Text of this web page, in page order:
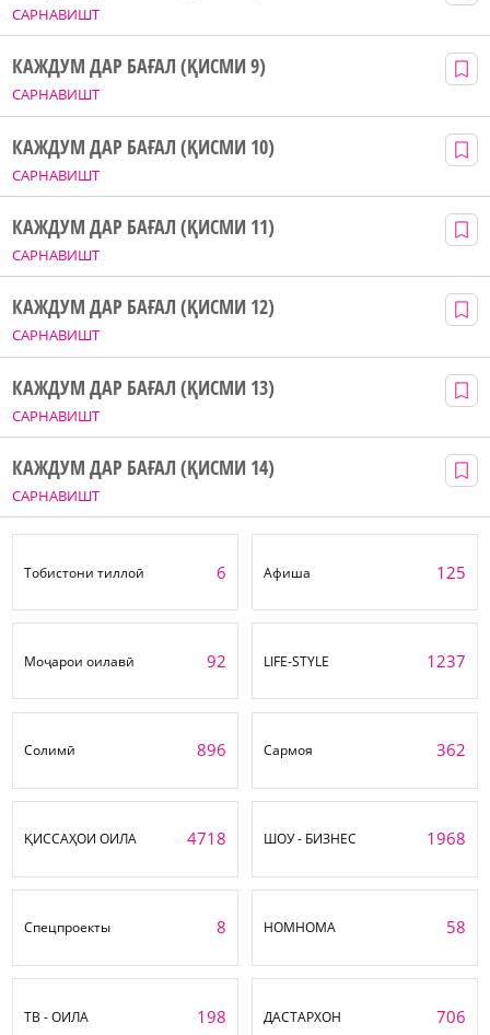
САРНАВИШТ
САРНАВИШТ
КАЖДУМ ДАР БАҒАЛ (ҚИСМИ 9)
САРНАВИШТ
КАЖДУМ ДАР БАҒАЛ (ҚИСМИ 10)
САРНАВИШТ
КАЖДУМ ДАР БАҒАЛ (ҚИСМИ 11)
САРНАВИШТ
КАЖДУМ ДАР БАҒАЛ (ҚИСМИ 12)
САРНАВИШТ
КАЖДУМ ДАР БАҒАЛ (ҚИСМИ 13)
САРНАВИШТ
КАЖДУМ ДАР БАҒАЛ (ҚИСМИ 14)
Тобистони тиллоӣ 6 Афиша 125
Моҷарои оилавӣ 92 LIFE-STYLE 1237
Солимӣ 896 Сармоя 362
ҚИССАҲОИ ОИЛА 4718 ШОУ - БИЗНЕС 1968
Спецпроекты 8 НОМНОМА 58
ТВ - ОИЛА 198 ДАСТАРХОН 706